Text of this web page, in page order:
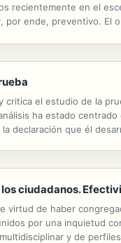
recientemente en el
por ende, preventivo. El
critica el estudio de la
ha estado
declaración que él
ciudadanos.
virtud de haber
por una inquietud
y de